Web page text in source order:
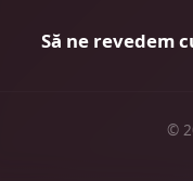
Să ne revedem
©